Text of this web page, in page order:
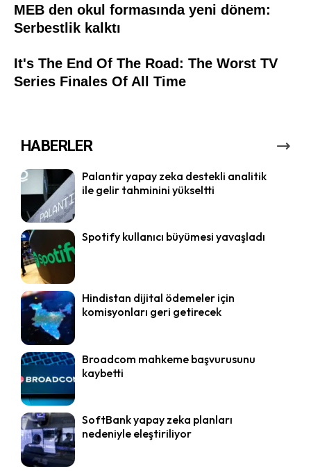
HABERLER
Palantir yapay zeka destekli analitik
ile gelir tahminini yükseltti
Spotify kullanıcı büyümesi yavaşladı
Hindistan dijital ödemeler için
komisyonları geri getirecek
Broadcom mahkeme başvurusunu
kaybetti
SoftBank yapay zeka planları
nedeniyle eleştiriliyor